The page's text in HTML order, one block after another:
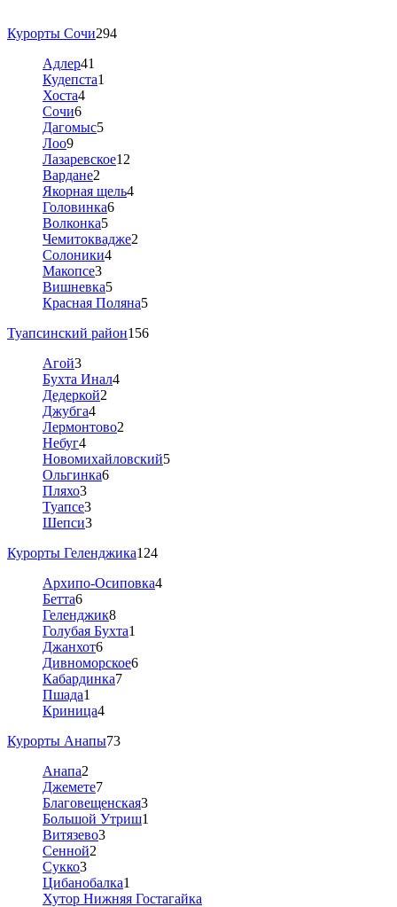
Курорты Сочи294
Адлер41
Кудепста1
Хоста4
Сочи6
Дагомыс5
Лоо9
Лазаревское12
Вардане2
Якорная щель4
Головинка6
Волконка5
Чемитоквадже2
Солоники4
Макопсе3
Вишневка5
Красная Поляна5
Туапсинский район156
Агой3
Бухта Инал4
Дедеркой2
Джубга4
Лермонтово2
Небуг4
Новомихайловский5
Ольгинка6
Пляхо3
Туапсе3
Шепси3
Курорты Геленджика124
Архипо-Осиповка4
Бетта6
Геленджик8
Голубая Бухта1
Джанхот6
Дивноморское6
Кабардинка7
Пшада1
Криница4
Курорты Анапы73
Анапа2
Джемете7
Благовещенская3
Большой Утриш1
Витязево3
Сенной2
Сукко3
Цибанобалка1
Хутор Нижняя Гостагайка